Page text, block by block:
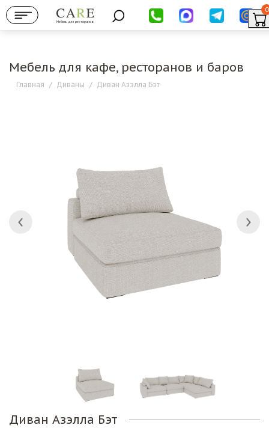
Мебель для ресторанов
0
Мебель для кафе, ресторанов и баров
Главная / Диваны / Диван Азэлла Бэт
Диван Азэлла Бэт